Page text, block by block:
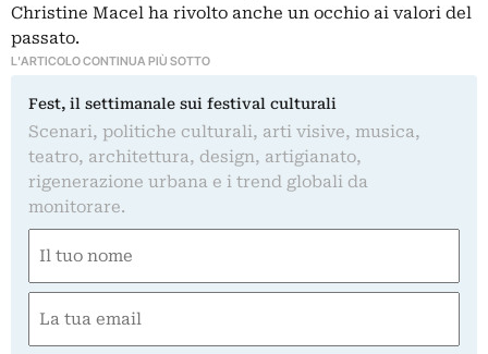
Christine Macel ha rivolto anche un occhio ai valori del
passato.
L'ARTICOLO CONTINUA PIÙ SOTTO
Fest, il settimanale sui festival culturali
Scenari, politiche culturali, arti visive, musica,
teatro, architettura, design, artigianato,
rigenerazione urbana e i trend globali da
monitorare.
(Obbligatorio)
(Obbligatorio)